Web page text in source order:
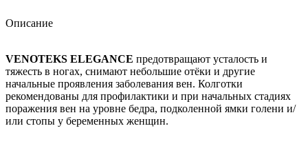
Описание
VENOTEKS ELEGANCE предотвращают усталость и
тяжесть в ногах, снимают небольшие отёки и другие
начальные проявления заболевания вен. Колготки
рекомендованы для профилактики и при начальных стадиях
поражения вен на уровне бедра, подколенной ямки голени и/
или стопы у беременных женщин.